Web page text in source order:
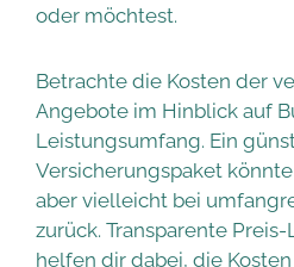
oder möchtest.
Betrachte die Kosten der
Angebote im Hinblick auf
Leistungsumfang. Ein
Versicherungspaket
aber vielleicht bei
zurück. Transparente
helfen dir dabei, die